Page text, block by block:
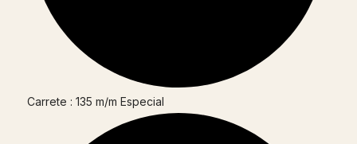
Carrete : 135 m/m Especial